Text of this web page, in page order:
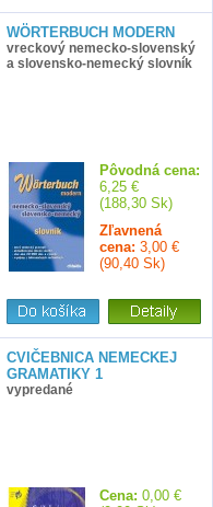
WÖRTERBUCH MODERN
vreckový nemecko-slovenský
a slovensko-nemecký slovník
Pôvodná cena:
6,25 €
(188,30 Sk)
Zľavnená
cena: 3,00 €
(90,40 Sk)
CVIČEBNICA NEMECKEJ
GRAMATIKY 1
vypredané
Cena: 0,00 €